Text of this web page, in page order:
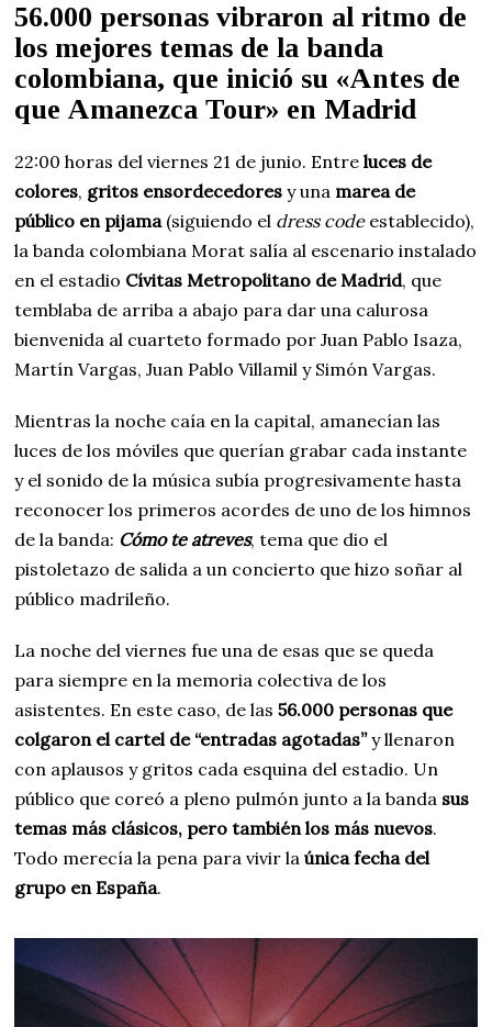
56.000 personas vibraron al ritmo de
los mejores temas de la banda
colombiana, que inició su «Antes de
que Amanezca Tour» en Madrid
22:00 horas del viernes 21 de junio. Entreluces de
colores, gritos ensordecedores y una marea de
público en pijama (siguiendo el dress codeestablecido),
la banda colombiana Morat salía al escenario instalado
en el estadio Cívitas Metropolitano de Madrid, que
temblaba de arriba a abajo para dar una calurosa
bienvenida al cuarteto formado por Juan Pablo Isaza,
Martín Vargas, Juan Pablo Villamil y Simón Vargas.
Mientras la noche caía en la capital, amanecían las
luces de los móviles que querían grabar cada instante
y el sonido de la música subía progresivamente hasta
reconocer los primeros acordes de uno de los himnos
de la banda: Cómo te atreves, tema que dio el
pistoletazo de salida a un concierto que hizo soñar al
público madrileño.
La noche del viernes fue una de esas que se queda
para siempre en la memoria colectiva de los
asistentes. En este caso, de las56.000 personas que
colgaron el cartel de “entradas agotadas”y llenaron
con aplausos y gritos cada esquina del estadio. Un
público que coreó a pleno pulmón junto a la banda sus
temas más clásicos, pero también los más nuevos.
Todo merecía la pena para vivir laúnica fecha del
grupo en España.